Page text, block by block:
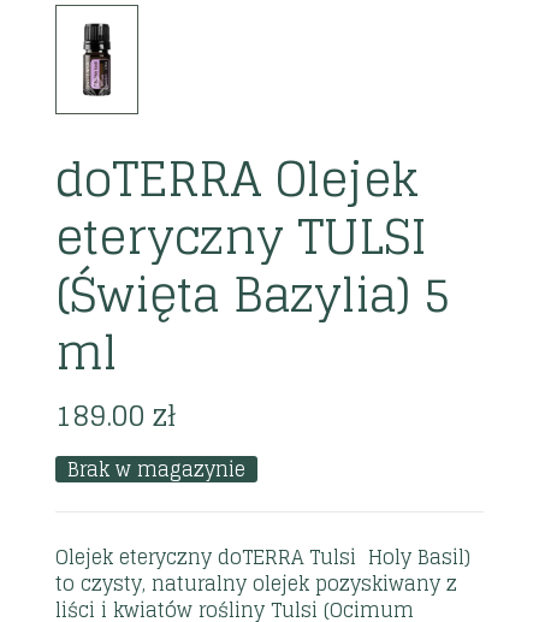
doTERRA Olejek
eteryczny TULSI
(Święta Bazylia) 5
ml
189.00zł
Brak w magazynie
Olejek eteryczny doTERRA Tulsi Holy Basil)
to czysty, naturalny olejek pozyskiwany z
liści i kwiatów rośliny Tulsi (Ocimum